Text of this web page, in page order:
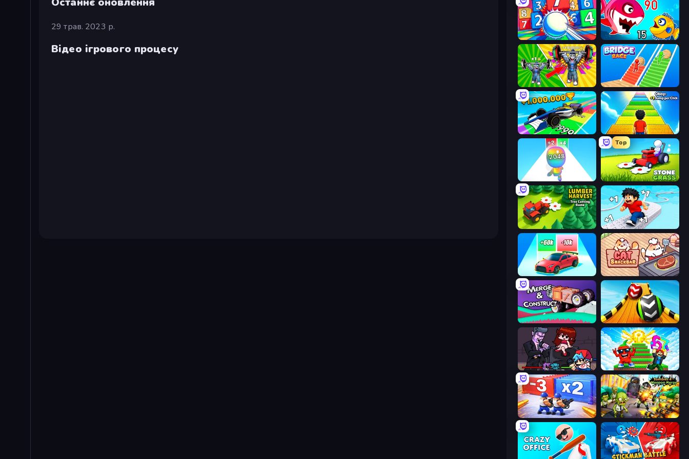
29 трав. 2023 р.
Відео ігрового процесу
Entropy Fish Eat Getting Big
Obby: Gym Simulator, Escape Bridge Race
Obby Car Challenge: Drive Obby: +1 Jump per Click
Man Runner 2048
Top
Stone Grass: Mowing Simulator
Lumber Harvest: Tree Cutting Game Speed per Click: Obby
Cat Snack Bar
Merge & Construct Sky Balls 3D
Friday Night Funkin' Run and Jump for Brainrot
Battle Brigade Zombies 4 Weapon Merge